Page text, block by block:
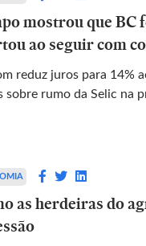
mostrou que BC
ao seguir com
reduz juros para 14%
sobre rumo da Selic na
as herdeiras do